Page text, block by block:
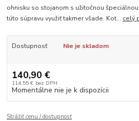
ohnisku so stojanom s užitočnou
túto súpravu využiť takmer všade. Kot... celý
Dostupnosť Nie je skladom
140,90 €
114,55 € bez DPH
Momentálne nie je k dispozícii
Strážiť cenu / dostupnosť